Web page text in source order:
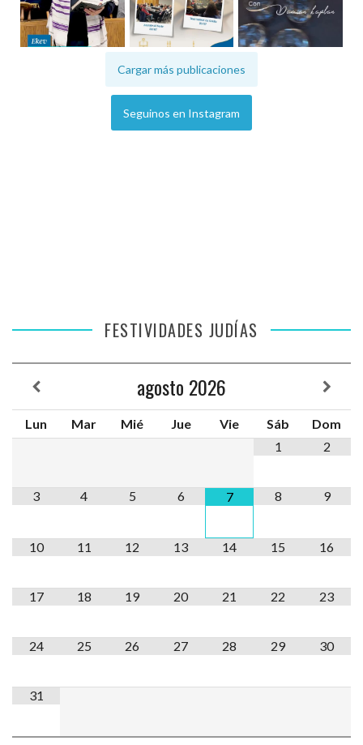
Cargar más publicaciones
Seguinos en Instagram
FESTIVIDADES JUDÍAS
agosto 2026
Lun Mar Mié Jue Vie Sáb
Dom
1
2
3 4 5 6 7 8 9
10 11 12 13 14 15 16
17 18 19 20 21 22 23
24 25 26 27 28 29 30
31